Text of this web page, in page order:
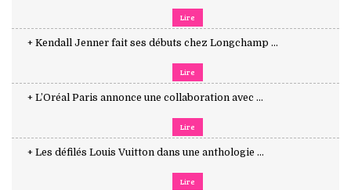
Lire
+ Kendall Jenner fait ses débuts chez Longchamp ...
Lire
+ L’Oréal Paris annonce une collaboration avec ...
Lire
+ Les défilés Louis Vuitton dans une anthologie ...
Lire